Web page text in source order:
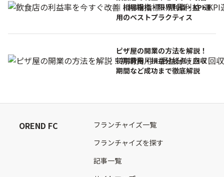
｜相場指標・限界利益・KPI運
用のベストプラクティス
ピザ屋の開業の方法を解説！
初期費用・損益分岐点・回収
期間など成功まで徹底解説
OREND FC
フランチャイズ一覧
フランチャイズを探す
記事一覧